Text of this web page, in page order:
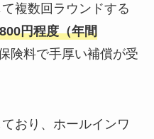
複数回ラウンドする
円程度（年間
険料で手厚い補償が受
おり、ホールインワ